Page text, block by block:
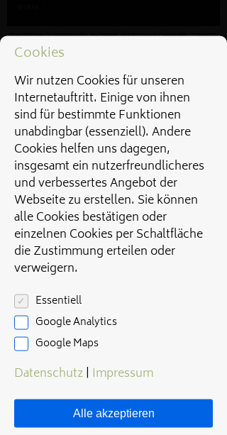
Cookies
Wir nutzen Cookies für unseren
Internetauftritt. Einige von ihnen
sind für bestimmte Funktionen
unabdingbar (essenziell). Andere
Cookies helfen uns dagegen,
insgesamt ein nutzerfreundlicheres
und verbessertes Angebot der
Webseite zu erstellen. Sie können
alle Cookies bestätigen oder
einzelnen Cookies per Schaltfläche
die Zustimmung erteilen oder
verweigern.
Essentiell
Google Analytics
Google Maps
Datenschutz| Impressum
Alle akzeptieren